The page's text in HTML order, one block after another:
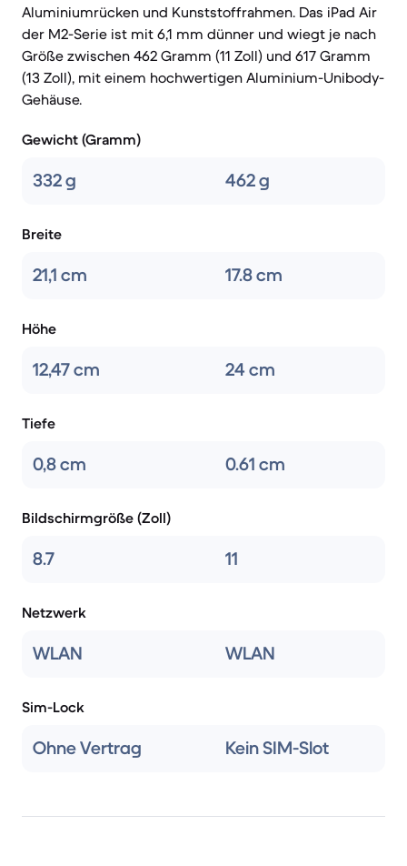
Aluminiumrücken und Kunststoffrahmen. Das iPad Air
der M2-Serie ist mit 6,1 mm dünner und wiegt je nach
Größe zwischen 462 Gramm (11 Zoll) und 617 Gramm
(13 Zoll), mit einem hochwertigen Aluminium-Unibody-
Gehäuse.
Gewicht (Gramm)
332 g 462 g
Breite
21,1 cm 17.8 cm
Höhe
12,47 cm 24 cm
Tiefe
0,8 cm 0.61 cm
Bildschirmgröße (Zoll)
8.7 11
Netzwerk
WLAN WLAN
Sim-Lock
Ohne Vertrag Kein SIM-Slot